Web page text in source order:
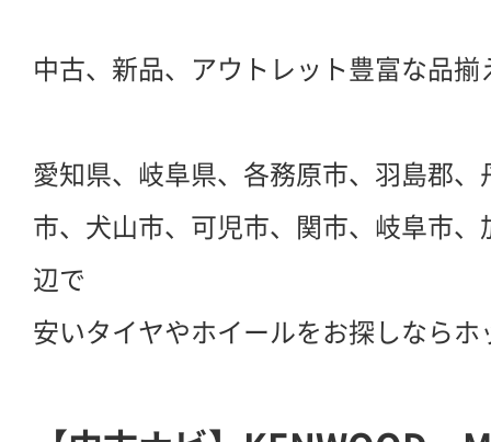
中古、新品、アウトレット豊富な品揃
愛知県、岐阜県、各務原市、羽島郡
市、犬山市、可児市、関市、岐阜市
辺で
安いタイヤやホイールをお探しなら